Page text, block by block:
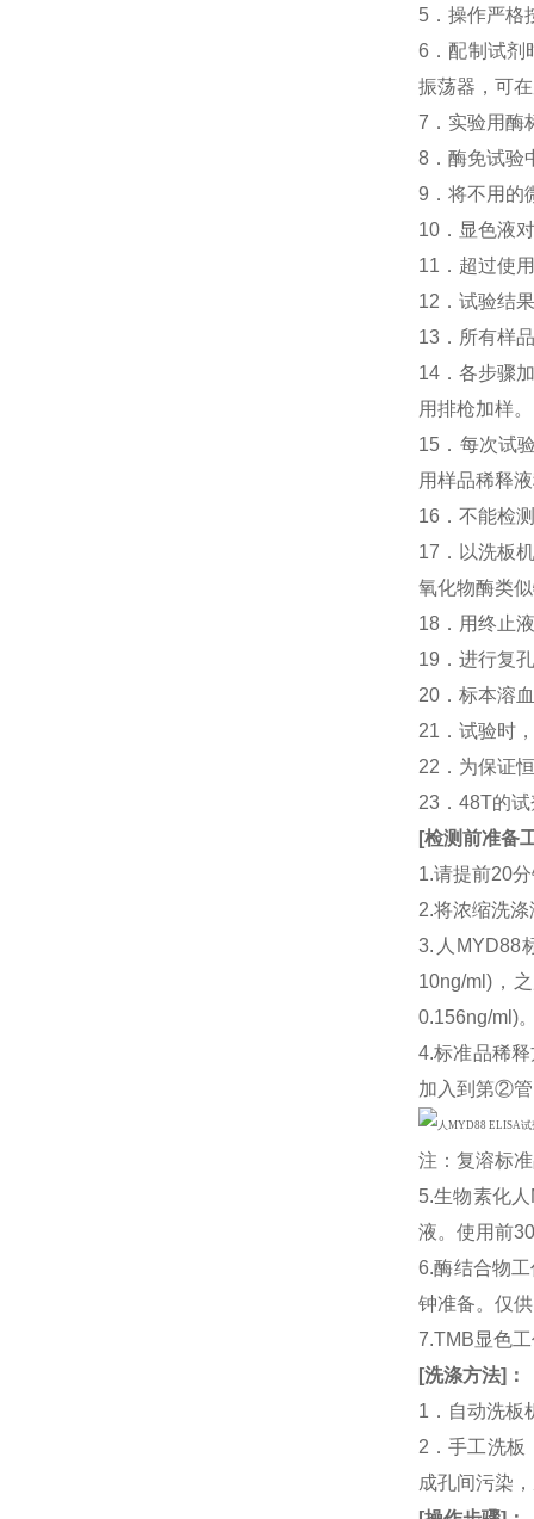
5．操作严格
6．配制试剂
振荡器，可
7．实验用酶
8．酶免试验
9．将不用的
10．显色液
11．超过使
12．试验结
13．所有样
14．各步骤
用排枪加样。
15．每次试
用样品稀释
16．不能检
17．以洗板
氧化物酶类
18．用终止
19．进行复
20．标本溶
21．试验时
22．为保证
23．48T的
[检测前准备
1.请提前20
2.将浓缩洗
3.人MYD88
10ng/ml)，
0.156ng/ml)
4.标准品稀
加入到第②
注：复溶标
5.生物素化
液。使用前
6.酶结合物
钟准备。仅
7.TMB显色
[洗涤方法] ：
1．自动洗板
2．手工洗板
成孔间污染